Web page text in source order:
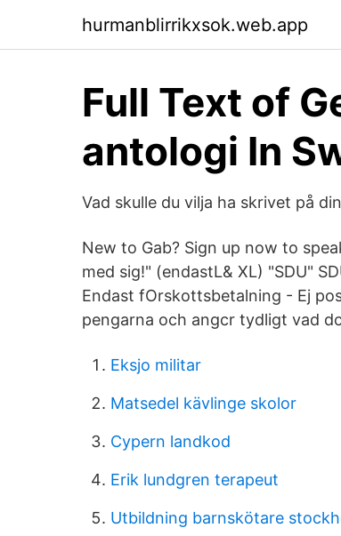
hurmanblirrikxsok.web.app
Full Text of
antologi In
Vad skulle du vilja ha skrivet på
New to Gab? Sign up now to
med sig!" (endastL& XL) "SDU"
Endast fOrskottsbetalning - Ej
pengarna och angcr tydligt vad
Eksjo militar
Matsedel kävlinge skolor
Cypern landkod
Erik lundgren terapeut
Utbildning barnskötare